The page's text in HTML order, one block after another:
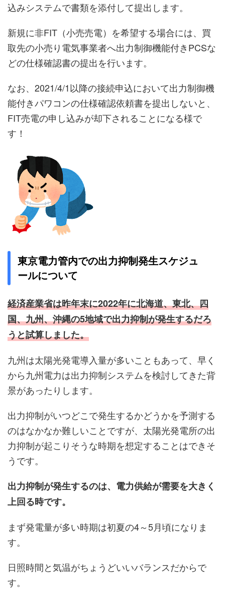
込みシステムで書類を添付して提出します。
新規に非FIT（小売売電）を希望する場合には、買
取先の小売り電気事業者へ出力制御機能付きPCSな
どの仕様確認書の提出を行います。
なお、2021/4/1以降の接続申込において出力制御機
能付きパワコンの仕様確認依頼書を提出しないと、
FIT売電の申し込みが却下されることになる様で
す！
東京電力管内での出力抑制発生スケジュ
ールについて
経済産業省は昨年末に2022年に北海道、東北、四
国、九州、沖縄の5地域で出力抑制が発生するだろ
うと試算しました。
九州は太陽光発電導入量が多いこともあって、早く
から九州電力は出力抑制システムを検討してきた背
景があったりします。
出力抑制がいつどこで発生するかどうかを予測する
のはなかなか難しいことですが、太陽光発電所の出
力抑制が起こりそうな時期を想定することはできそ
うです。
出力抑制が発生するのは、電力供給が需要を大きく
上回る時です。
まず発電量が多い時期は初夏の4～5月頃になりま
す。
日照時間と気温がちょうどいいバランスだからで
す。